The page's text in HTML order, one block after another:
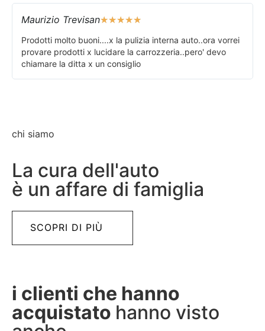
Maurizio Trevisan★★★★★
Prodotti molto buoni....x la pulizia interna auto..ora vorrei
provare prodotti x lucidare la carrozzeria..pero' devo
chiamare la ditta x un consiglio
chi siamo
La cura dell'auto
è un affare di famiglia
SCOPRI DI PIÙ
i clienti che hanno
acquistato hanno visto